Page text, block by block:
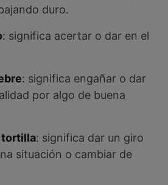
duro.
: significa acertar o dar en el
: significa engañar o dar
por algo de buena
tortilla: significa dar un giro
situación o cambiar de